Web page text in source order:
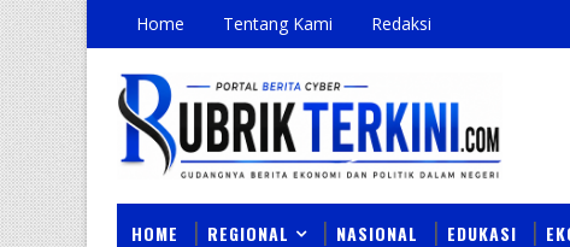
Home Tentang Kami Redaksi
HOME REGIONAL NASIONAL EDUKASI